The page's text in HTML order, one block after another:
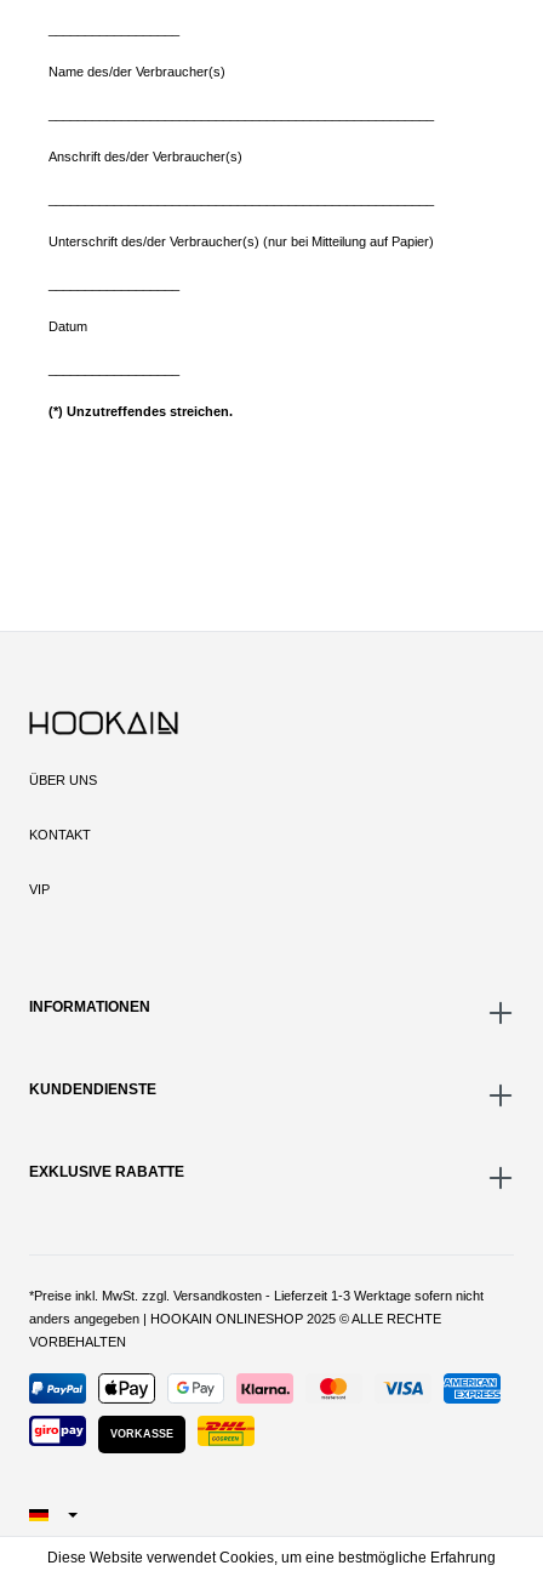
Name des/der Verbraucher(s)
Anschrift des/der Verbraucher(s)
Unterschrift des/der Verbraucher(s) (nur bei Mitteilung auf Papier)
Datum
(*) Unzutreffendes streichen.
ÜBER UNS
KONTAKT
VIP
INFORMATIONEN
KUNDENDIENSTE
EXKLUSIVE RABATTE
*Preise inkl. MwSt. zzgl. Versandkosten - Lieferzeit 1-3 Werktage sofern nicht
anders angegeben | HOOKAIN ONLINESHOP 2025 © ALLE RECHTE
VORBEHALTEN
VORKASSE
Diese Website verwendet Cookies, um eine bestmögliche Erfahrung